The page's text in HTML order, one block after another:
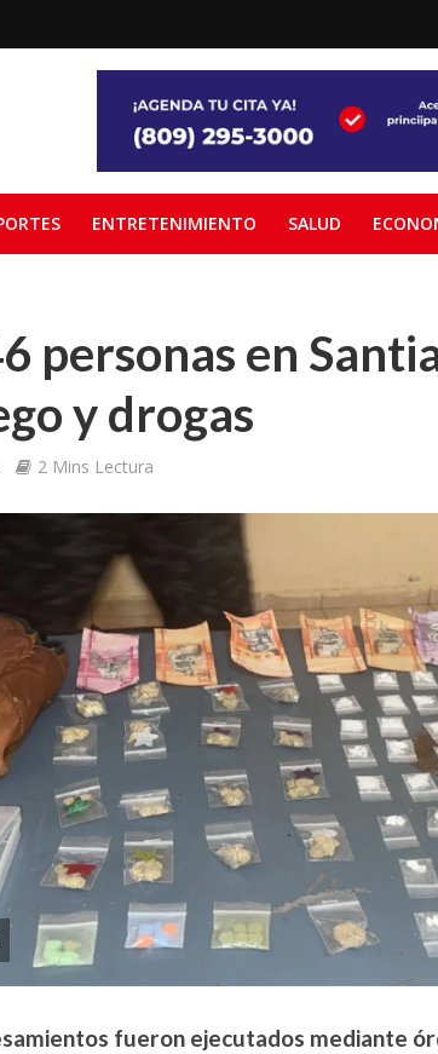
ENTRETENIMIENTO SALUD
personas en
y drogas
2 Mins Lectura
fueron ejecutados mediante